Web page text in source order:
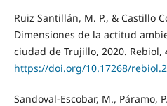
Ruiz Santillán, M. P., & Castillo
Dimensiones de la actitud
ciudad de Trujillo, 2020. Rebiol,
https://doi.org/10.17268/
Sandoval-Escobar, M., Páramo,